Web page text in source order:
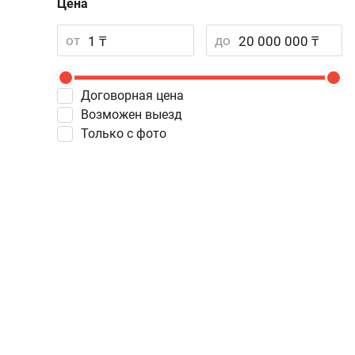
Цена
от до
Договорная цена
Возможен выезд
Только с фото